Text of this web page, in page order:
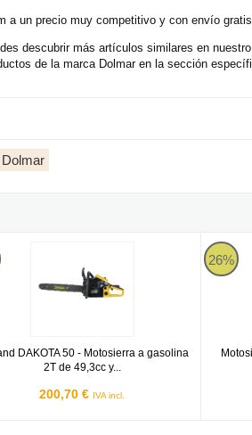
a un precio muy competitivo y con envío gratis.
descubrir más artículos similares en
de la marca Dolmar en la sección
Makita
DAKOTA 50 - Motosierra a gasolina
2T de 49,3cc y...
200,70 € IVA incl.
DAKOTA 50
26%